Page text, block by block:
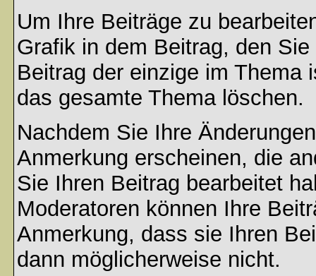
Um Ihre Beiträge zu
Grafik in dem Beitrag, den
Beitrag der einzige im Thema
das gesamte Thema löschen.
Nachdem Sie Ihre
Anmerkung erscheinen, die
Sie Ihren Beitrag bearbeitet
Moderatoren können Ihre
Anmerkung, dass sie Ihren
dann möglicherweise nicht.